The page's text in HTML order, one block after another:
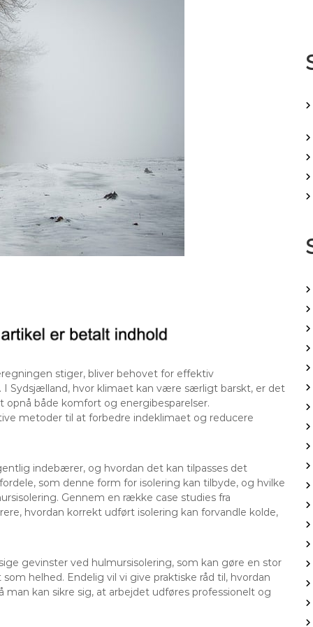
stiger, bliver behovet for effektiv
Sydsjælland, hvor klimaet kan være særligt barskt, er det
både komfort og energibesparelser.
metoder til at forbedre indeklimaet og reducere
indebærer, og hvordan det kan tilpasses det
som denne form for isolering kan tilbyde, og hvilke
Gennem en række case studies fra
hvordan korrekt udført isolering kan forvandle kolde,
gevinster ved hulmursisolering, som kan gøre en stor
helhed. Endelig vil vi give praktiske råd til, hvordan
kan sikre sig, at arbejdet udføres professionelt og